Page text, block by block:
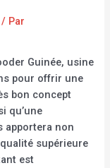
/ Par
Guinée, usine
pour offrir une
bon concept
qu’une
apportera non
supérieure
est